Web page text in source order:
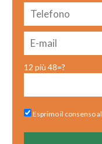
12 più 48=?
Esprimo il consenso al